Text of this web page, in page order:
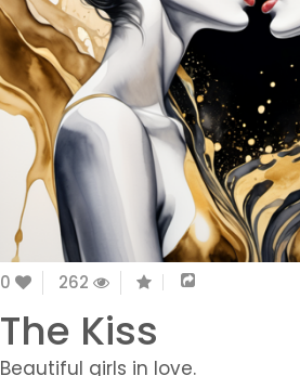
0 262
The Kiss
Beautiful girls in love.